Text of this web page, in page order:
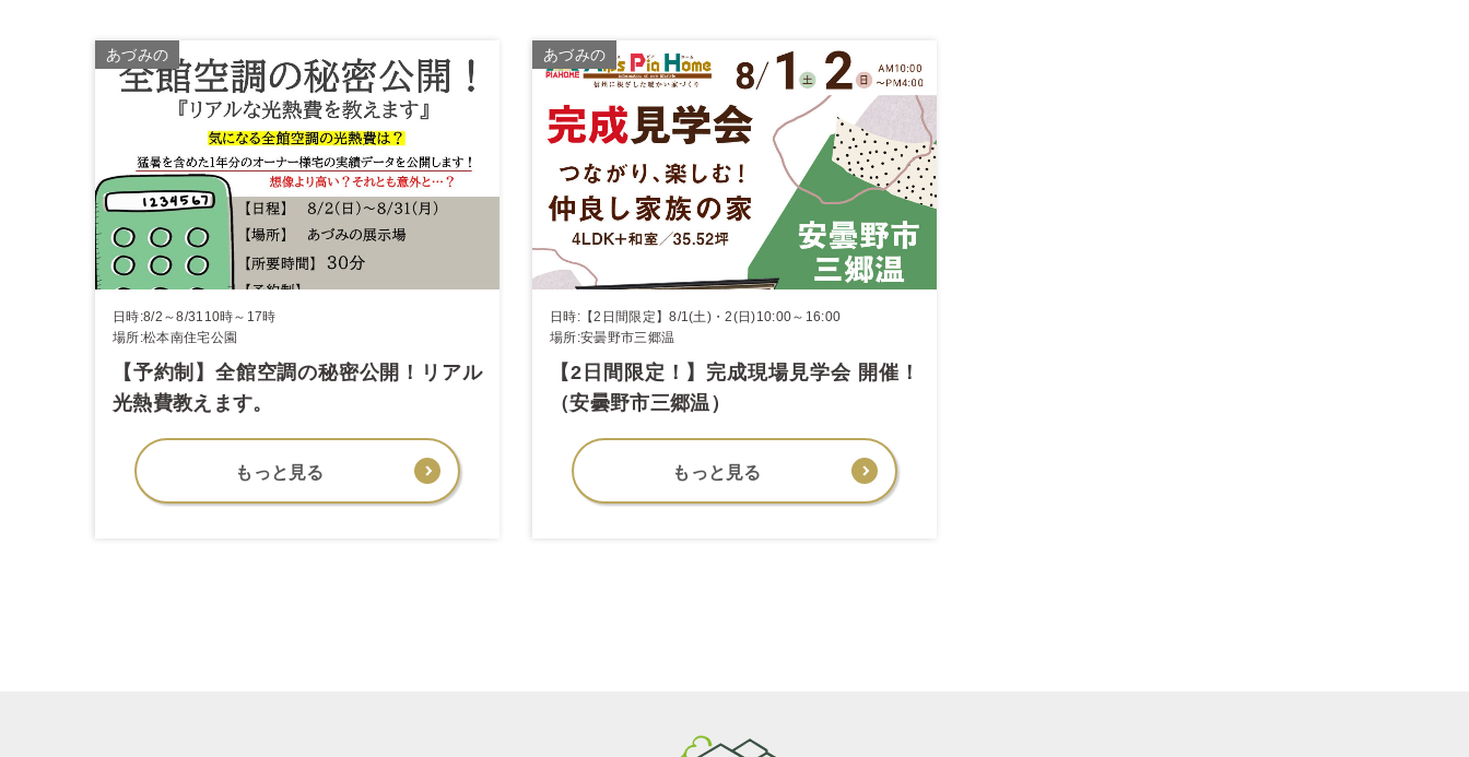
あづみの
日時:8/2～8/3110時～17時
場所:松本南住宅公園
【予約制】全館空調の秘密公開！リアル
光熱費教えます。
もっと見る
あづみの
日時:【2日間限定】8/1(土)・2(日)10:00～16:00
場所:安曇野市三郷温
【2日間限定！】完成現場見学会 開催！
（安曇野市三郷温）
もっと見る